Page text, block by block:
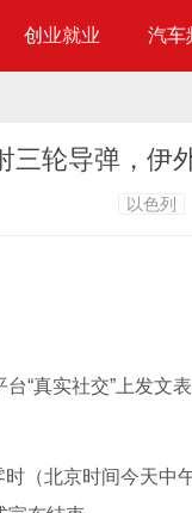
创业就业 汽车
以色列
“真实社交”上发文
（北京时间今天中